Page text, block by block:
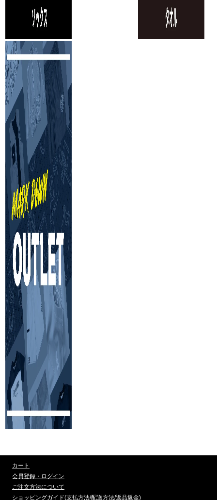
カート
会員登録・ログイン
ご注文方法について
ショッピングガイド(支払方法/配送方法/返品返金)